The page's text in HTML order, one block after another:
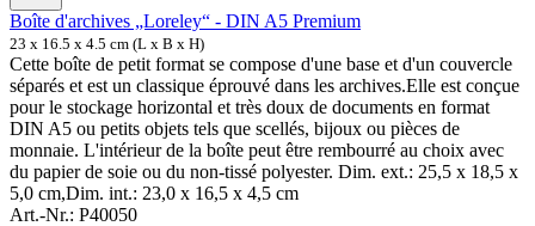
Boîte d'archives „Loreley“ - DIN A5 Premium
23 x 16.5 x 4.5 cm (L x B x H)
Cette boîte de petit format se compose d'une base et d'un couvercle
séparés et est un classique éprouvé dans les archives.Elle est conçue
pour le stockage horizontal et très doux de documents en format
DIN A5 ou petits objets tels que scellés, bijoux ou pièces de
monnaie. L'intérieur de la boîte peut être rembourré au choix avec
du papier de soie ou du non-tissé polyester. Dim. ext.: 25,5 x 18,5 x
5,0 cm,Dim. int.: 23,0 x 16,5 x 4,5 cm
Art.-Nr.: P40050